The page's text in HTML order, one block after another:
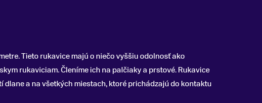
Tieto rukavice majú o niečo vyššiu odolnosť ako
rukaviciam. Členíme ich na palčiaky a prstové. Rukavice
a na všetkých miestach, ktoré prichádzajú do kontaktu